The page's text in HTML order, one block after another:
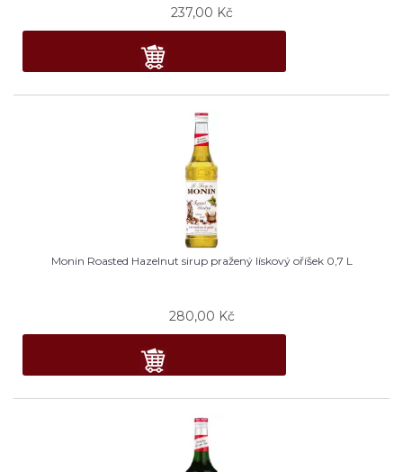
237,00 Kč
Monin Roasted Hazelnut sirup pražený lískový oříšek 0,7 L
280,00 Kč